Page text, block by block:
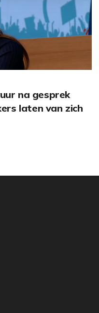
na gesprek
laten van zich